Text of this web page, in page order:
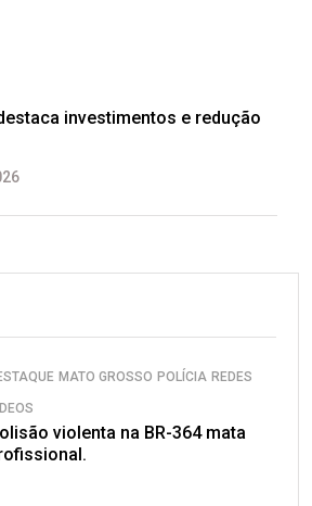
investimentos e redução
MATO GROSSO POLÍCIA REDES
violenta na BR-364 mata